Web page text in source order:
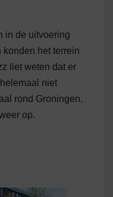
in de uitvoering
het terrein
liet weten dat er
niet
rond Groningen.
op.